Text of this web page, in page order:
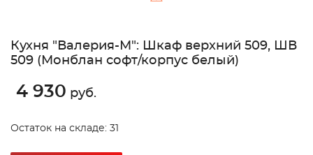
Кухня "Валерия-М": Шкаф верхний 509, ШВ
509 (Монблан софт/корпус белый)
4 930 руб.
Остаток на складе: 31